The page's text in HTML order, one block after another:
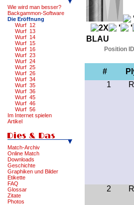
Wie wird man besser?
Backgammon-Software
Die Eröffnung
Wurf 12
Wurf 13
Wurf 14
Wurf 15
Wurf 16
Wurf 23
Wurf 24
Wurf 25
Wurf 26
Wurf 34
Wurf 35
Wurf 36
Wurf 45
Wurf 46
Wurf 56
Im Internet spielen
Artikel
Match-Archiv
Online Match
Downloads
Geschichte
Graphiken und Bilder
Etikette
FAQ
Glossar
Zitate
Photos
BLAU
Position
#
1
R
2
R